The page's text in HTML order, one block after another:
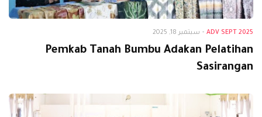
ADV SEPT 2025
- سبتمبر 18, 2025
Pemkab Tanah Bumbu Adakan Pelatihan
Sasirangan